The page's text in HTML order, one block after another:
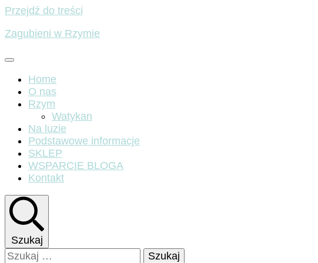
Przejdź do treści
Zagubieni w Rzymie
Home
O nas
Rzym
Watykan
Na luzie
Podstawowe informacje
SKLEP
WSPARCIE BLOGA
Kontakt
Szukaj
Szukaj: